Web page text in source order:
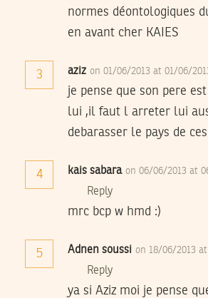
normes déontologiques
en avant cher KAIES
3 aziz on 01/06/2013 at 01/06/
je pense que son pere
lui ,il faut l arreter lui
debarasser le pays de
4 kais sabara on 06/06/2013 at
Reply
mrc bcp w hmd :)
5 Adnen soussi on 18/06/2013
Reply
ya si Aziz moi je pense